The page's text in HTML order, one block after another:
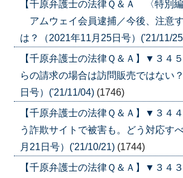
【千原弁護士の法律Ｑ＆Ａ 〈特別
アムウェイ会員逮捕／今後、注意
は？（2021年11月25日号）('21/11/
【千原弁護士の法律Ｑ＆Ａ】▼３
らの請求の場合は訪問販売ではない
日号）('21/11/04) (1746)
【千原弁護士の法律Ｑ＆Ａ】▼３
う詐欺サイトで被害も。どう対応す
月21日号）('21/10/21) (1744)
【千原弁護士の法律Ｑ＆Ａ】▼３